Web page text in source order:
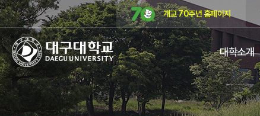
개교 70주년 홈페이지
대구대학교
DAEGU
UNIVERSITY
대학소개